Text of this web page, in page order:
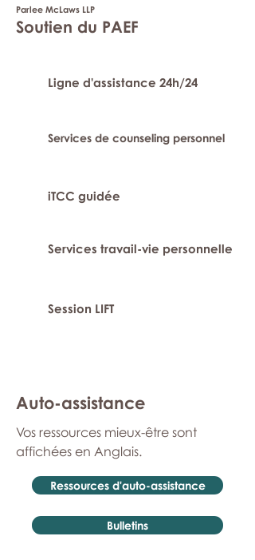
Parlee McLaws LLP
Soutien du PAEF
Ligne d'assistance 24h/24
Services de counseling personnel
iTCC guidée
Services travail-vie personnelle
Session LIFT
Auto-assistance
Vos ressources mieux-être sont
affichées en Anglais.
Ressources d'auto-assistance
Bulletins